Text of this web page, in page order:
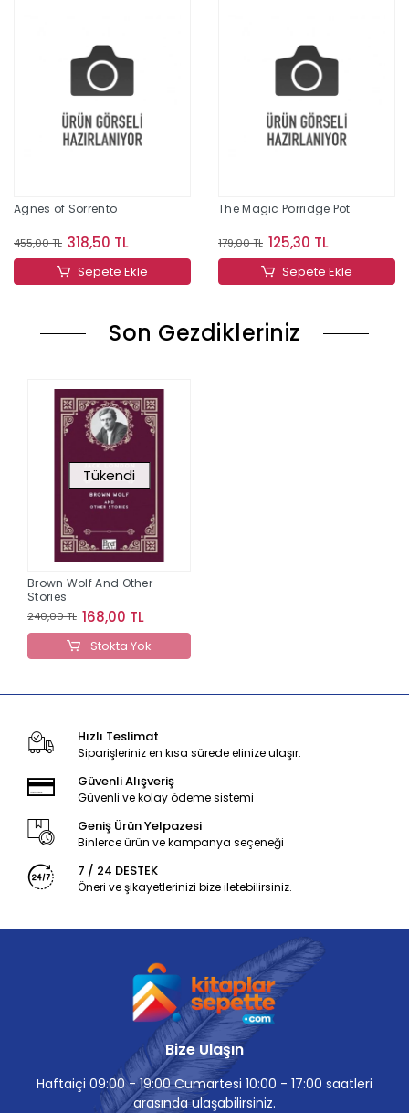
Agnes of Sorrento
455,00 TL 318,50 TL
Sepete Ekle
The Magic Porridge Pot
179,00 TL 125,30 TL
Sepete Ekle
Son Gezdikleriniz
Tükendi
Brown Wolf And Other
Stories
240,00 TL 168,00 TL
Stokta Yok
Hızlı Teslimat
Siparişleriniz en kısa sürede elinize ulaşır.
Güvenli Alışveriş
Güvenli ve kolay ödeme sistemi
Geniş Ürün Yelpazesi
Binlerce ürün ve kampanya seçeneği
7 / 24 DESTEK
Öneri ve şikayetlerinizi bize iletebilirsiniz.
Bize Ulaşın
Haftaiçi 09:00 - 19:00 Cumartesi 10:00 - 17:00 saatleri
arasında ulaşabilirsiniz.